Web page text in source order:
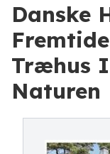
Danske
Træhus
Naturen